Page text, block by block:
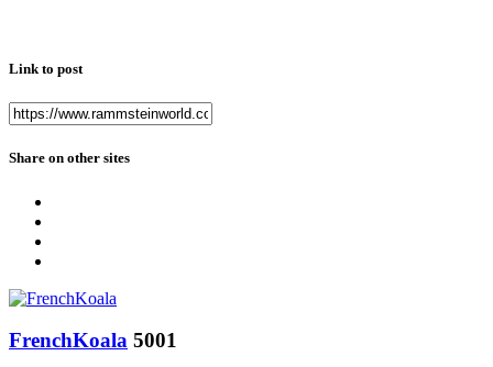
Link to post
Share on other sites
FrenchKoala 5001